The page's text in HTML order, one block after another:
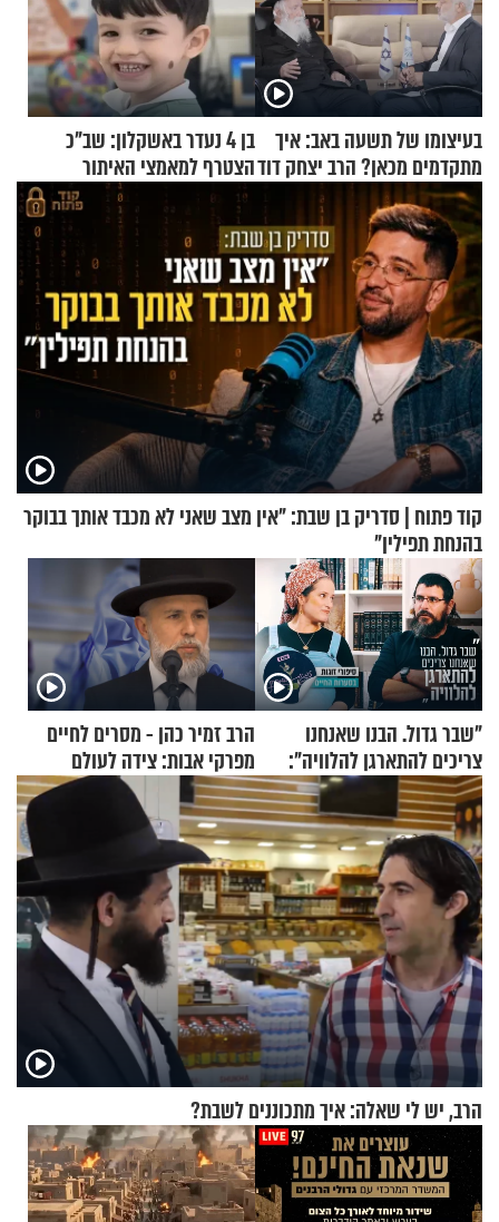
בעיצומו של תשעה באב: איך
מתקדמים מכאן? הרב יצחק דוד
גרוסמן בשיחה מיוחדת
בן 4 נעדר באשקלון: שב"כ
הצטרף למאמצי האיתור
קוד פתוח | סדריק בן שבת: "אין מצב שאני לא מכבד אותך בבוקר
בהנחת תפילין"
"שבר גדול. הבנו שאנחנו
צריכים להתארגן להלוויה":
זוגיות במבחן, הפעם עם מרים
וגד דנינו
הרב זמיר כהן - מסרים לחיים
מפרקי אבות: צידה לעולם
האמת
הרב, יש לי שאלה: איך מתכוננים לשבת?